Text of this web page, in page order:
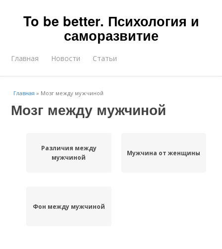
To be better. Психология и
саморазвитие
Главная Новости Статьи
Главная » Мозг между мужчиной
Мозг между мужчиной
Различия между
мужчиной
Мужчина от женщины
Фон между мужчиной